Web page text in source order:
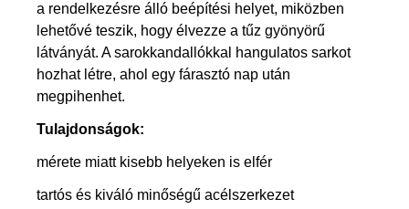
a rendelkezésre álló beépítési helyet, miközben
lehetővé teszik, hogy élvezze a tűz gyönyörű
látványát. A sarokkandallókkal hangulatos sarkot
hozhat létre, ahol egy fárasztó nap után
megpihenhet.
Tulajdonságok:
mérete miatt kisebb helyeken is elfér
tartós és kiváló minőségű acélszerkezet